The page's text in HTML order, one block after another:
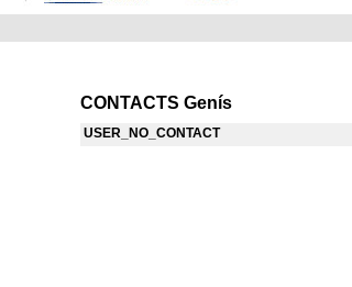
CONTACTS Genís
USER_NO_CONTACT